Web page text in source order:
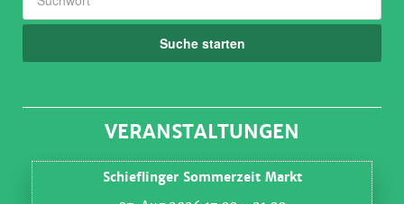
Suche starten
VERANSTALTUNGEN
Schieflinger Sommerzeit Markt